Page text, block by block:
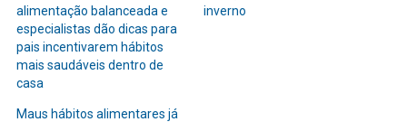
alimentação balanceada e
especialistas dão dicas para
pais incentivarem hábitos
mais saudáveis dentro de
casa
inverno
Maus hábitos alimentares já